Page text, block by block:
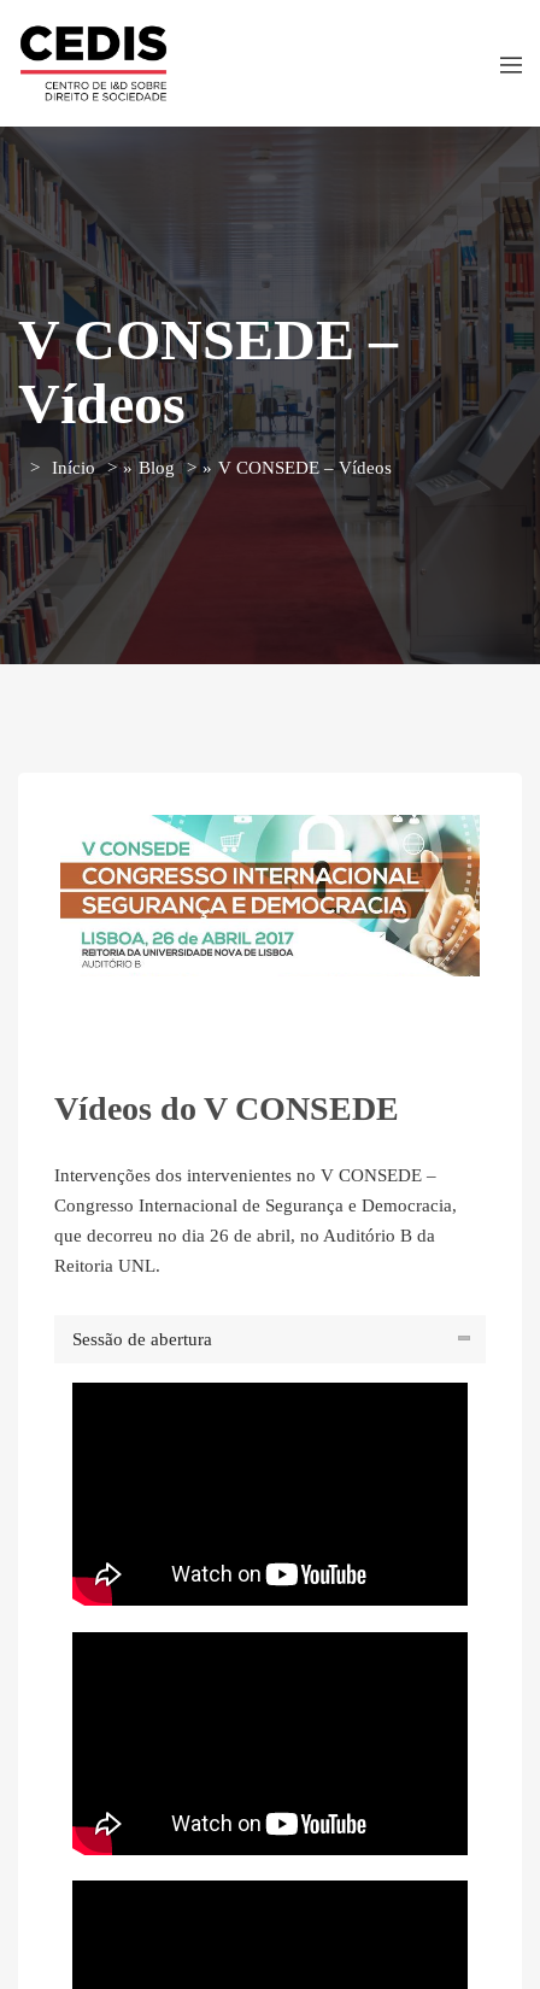
V CONSEDE –
Vídeos
Início » Blog » V CONSEDE – Vídeos
Vídeos do V CONSEDE
Intervenções dos intervenientes no V CONSEDE –
Congresso Internacional de Segurança e Democracia,
que decorreu no dia 26 de abril, no Auditório B da
Reitoria UNL.
Sessão de abertura